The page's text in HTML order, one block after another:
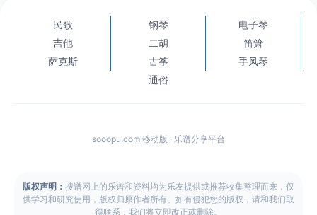
民歌 钢琴
电子琴
吉他
二胡
笛箫
萨克斯
古筝
手风琴
通俗
sooopu.com 移动版 · 乐谱分享平台
版权声明： 搜谱网上的乐谱和资料均为乐友提供或推荐收集整理而来，仅
供学习和研究使用，版权归原作者所有。如有侵犯您的版权，请和我们取
得联系，我们将立即改正或删除。